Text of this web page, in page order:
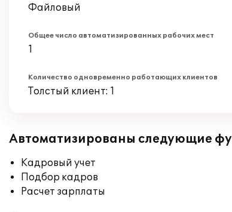
Файловый
Общее число автоматизированных рабочих мест
1
Количество одновременно работающих клиентов
Толстый клиент: 1
Автоматизированы следующие
Кадровый учет
Подбор кадров
Расчет зарплаты